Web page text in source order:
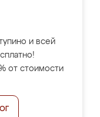
и всей
от стоимости